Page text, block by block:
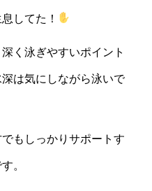
してた！
く泳ぎやすいポイント
は気にしながら泳いで
もしっかりサポートす
。